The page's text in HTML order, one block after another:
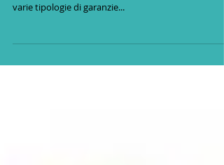
20 Aprile 2020 | dr. Andrea Mancini Art. 13 lettera m)